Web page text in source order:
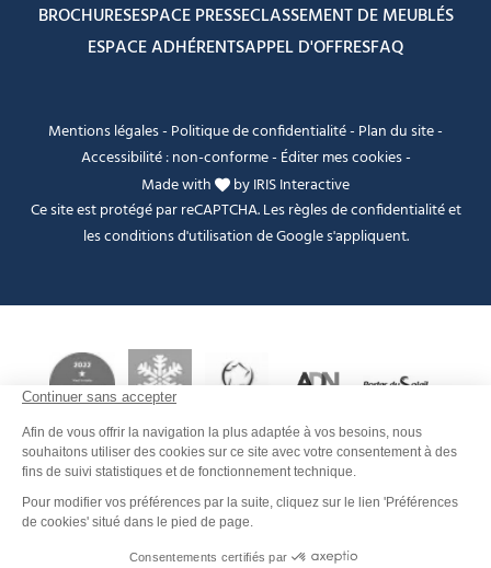
BROCHURESESPACE PRESSECLASSEMENT DE MEUBLÉS
ESPACE ADHÉRENTSAPPEL D'OFFRESFAQ
Mentions légales- Politique de confidentialité- Plan du site-
Accessibilité : non-conforme- Éditer mes cookies-
Made with
byIRIS Interactive
Ce site est protégé par reCAPTCHA. Lesrègles de confidentialitéet
lesconditions d'utilisationde Google s'appliquent.
FANFOUÉ
Je peux t'aider ?